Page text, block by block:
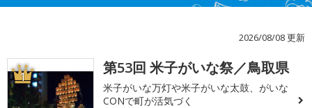
2026/08/08 更新
1 第53回 米子がいな祭／鳥取県
米子がいな万灯や米子がいな太鼓、がいな
CONで町が活気づく